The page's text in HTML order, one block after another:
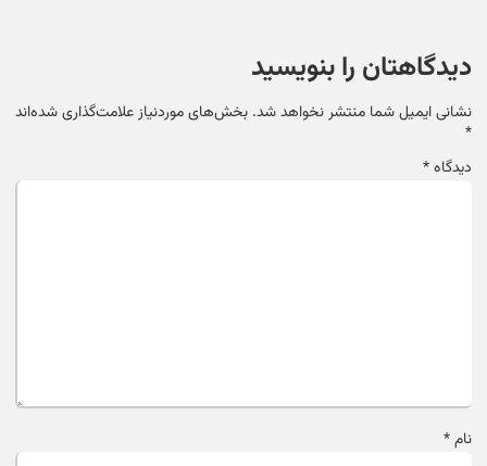
دیدگاهتان را بنویسید
نشانی ایمیل شما منتشر نخواهد شد. بخش‌های موردنیاز علامت‌گذاری شده‌اند
*
دیدگاه*
نام*